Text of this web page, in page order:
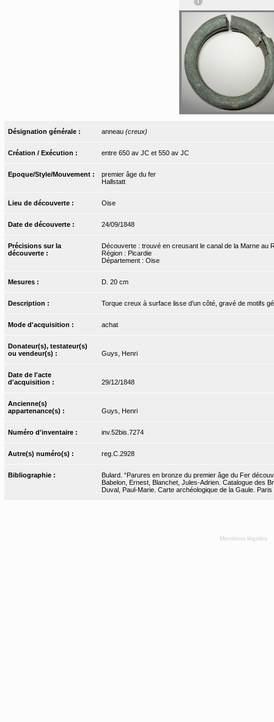
Désignation générale : anneau (creux)
Création / Exécution : entre 650 av JC et 550 av JC
Epoque/Style/Mouvement :
premier âge du fer
Hallstatt
Lieu de découverte : Oise
Date de découverte : 24/09/1848
Précisions sur la
découverte :
Découverte : trouvé en creusant le canal de la Marne au
Région : Picardie
Département : Oise
Mesures : D. 20 cm
Description : Torque creux à surface lisse d'un côté, gravé de motifs
Mode d'acquisition : achat
Donateur(s), testateur(s)
ou vendeur(s) :
Guys, Henri
Date de l'acte
d'acquisition :
29/12/1848
Ancienne(s)
appartenance(s) :
Guys, Henri
Numéro d'inventaire : inv.52bis.7274
Autre(s) numéro(s) : reg.C.2928
Bibliographie :
Bulard. “Parures en bronze du premier âge du Fer
Babelon, Ernest, Blanchet, Jules-Adrien. Catalogue des
Duval, Paul-Marie. Carte archéologique de la Gaule.
Mentions légales